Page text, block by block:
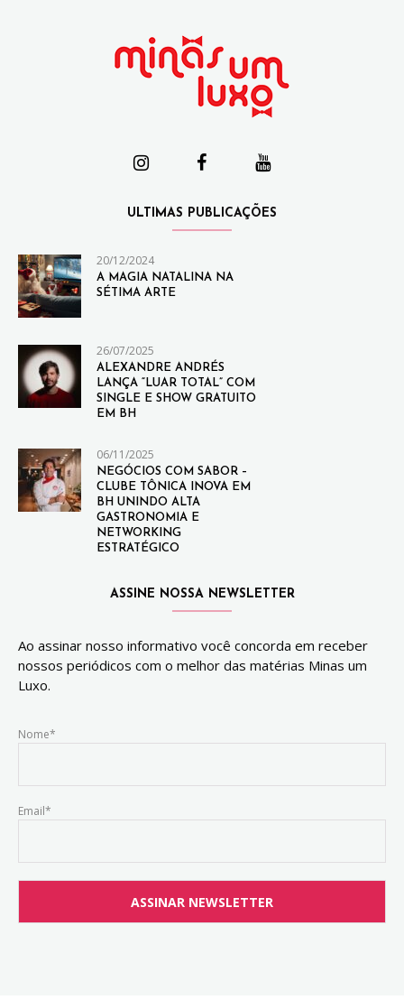
ULTIMAS PUBLICAÇÕES
20/12/2024
A MAGIA NATALINA NA
SÉTIMA ARTE
26/07/2025
ALEXANDRE ANDRÉS
LANÇA “LUAR TOTAL” COM
SINGLE E SHOW GRATUITO
EM BH
06/11/2025
NEGÓCIOS COM SABOR –
CLUBE TÔNICA INOVA EM
BH UNINDO ALTA
GASTRONOMIA E
NETWORKING
ESTRATÉGICO
ASSINE NOSSA NEWSLETTER
Ao assinar nosso informativo você concorda em receber
nossos periódicos com o melhor das matérias Minas um
Luxo.
Nome*
Email*